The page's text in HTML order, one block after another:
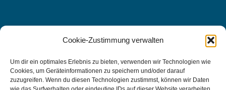
Cookie-Zustimmung verwalten
Um dir ein optimales Erlebnis zu bieten, verwenden wir Technologien wie
Cookies, um Geräteinformationen zu speichern und/oder darauf
zuzugreifen. Wenn du diesen Technologien zustimmst, können wir Daten
WIR FREUEN UNS AUF SIE, DENN
IHRE
GESUNDHEIT LIEGT UNS AM